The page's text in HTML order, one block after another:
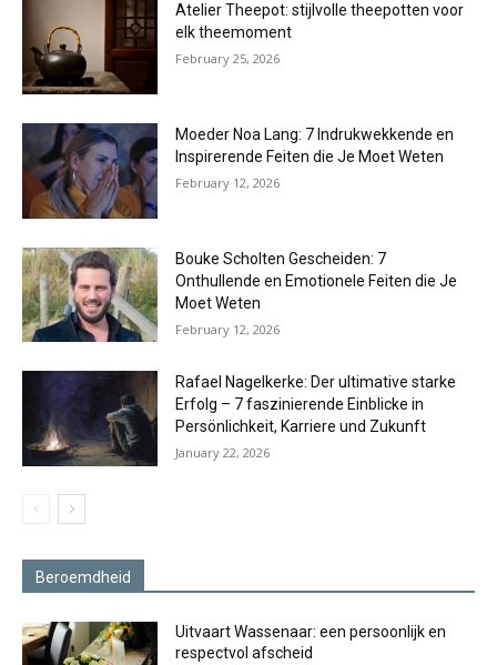
Atelier Theepot: stijlvolle theepotten voor
elk theemoment
February 25, 2026
Moeder Noa Lang: 7 Indrukwekkende en
Inspirerende Feiten die Je Moet Weten
February 12, 2026
Bouke Scholten Gescheiden: 7
Onthullende en Emotionele Feiten die Je
Moet Weten
February 12, 2026
Rafael Nagelkerke: Der ultimative starke
Erfolg – 7 faszinierende Einblicke in
Persönlichkeit, Karriere und Zukunft
January 22, 2026
Beroemdheid
Uitvaart Wassenaar: een persoonlijk en
respectvol afscheid